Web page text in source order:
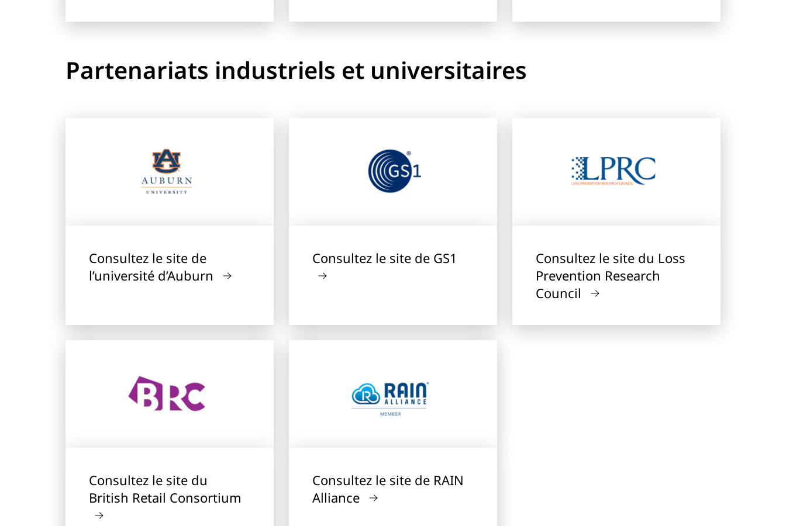
Partenariats industriels et universitaires
Consultez le site de
l’université d’Auburn
Consultez le site de GS1
Consultez le site du Loss
Prevention Research
Council
Consultez le site du
British Retail Consortium
Consultez le site de RAIN
Alliance